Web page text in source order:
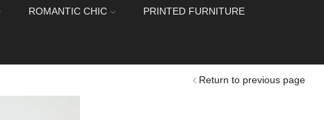
ROMANTIC CHIC PRINTED FURNITURE
Return to previous page